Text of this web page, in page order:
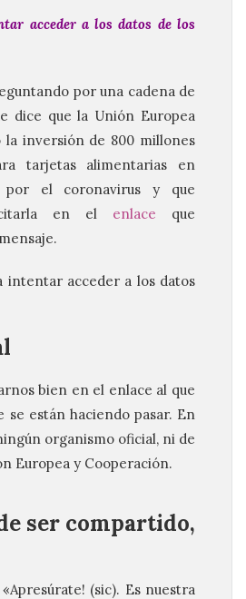
acceder a los datos de los
por una cadena de
dice que la Unión Europea
la inversión de 800 millones
tarjetas alimentarias en
por el coronavirus y que
en el enlace que
intentar acceder a los datos
bien en el enlace al que
están haciendo pasar. En
organismo oficial, ni de
Europea y Cooperación.
ser compartido,
(sic). Es nuestra